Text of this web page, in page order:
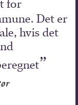
for
Det er
hvis det